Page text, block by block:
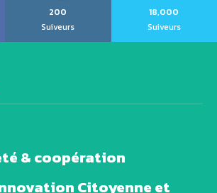
200
Suiveurs
18,000
Suiveurs
& coopération
Citoyenne et